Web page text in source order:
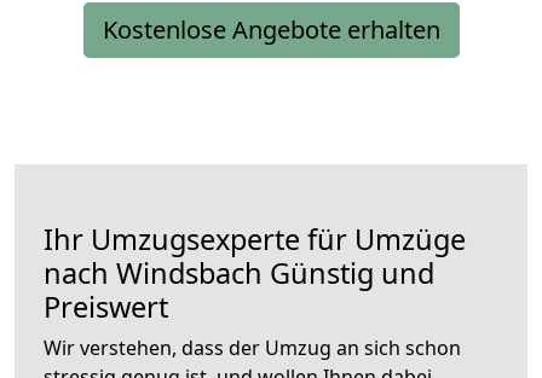
Kostenlose Angebote erhalten
Ihr Umzugsexperte für Umzüge
nach Windsbach Günstig und
Preiswert
Wir verstehen, dass der Umzug an sich schon